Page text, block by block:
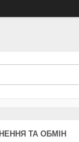
ТА ОБМІН